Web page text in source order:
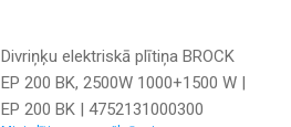
Divriņķu elektriskā plītiņa BROCK
EP 200 BK, 2500W 1000+1500 W |
EP 200 BK | 4752131000300